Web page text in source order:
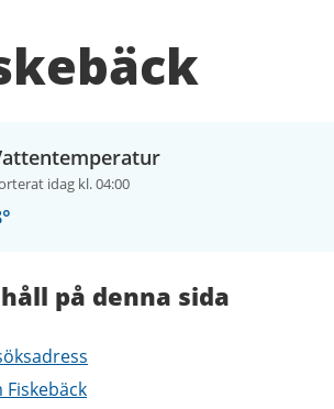
idag kl. 04:00
°
på denna sida
Fiskebäck